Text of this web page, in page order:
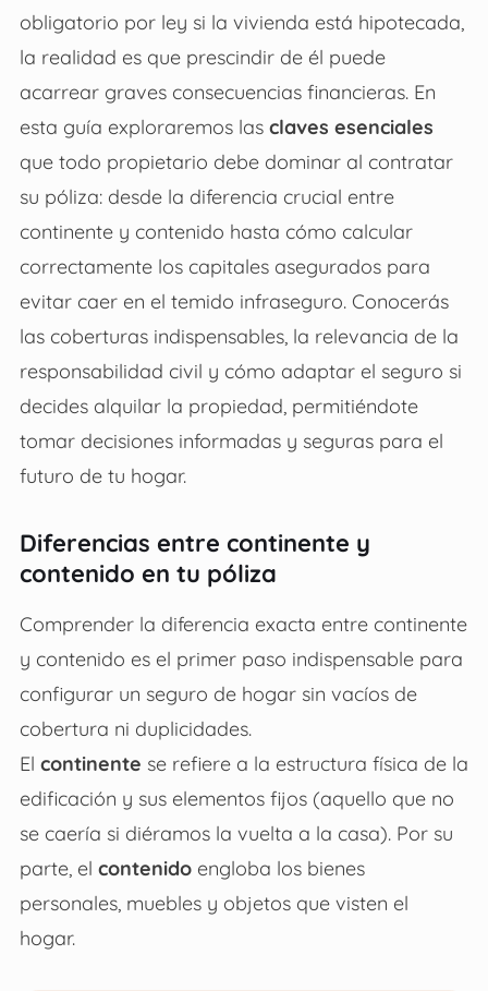
obligatorio por ley si la vivienda está hipotecada,
la realidad es que prescindir de él puede
acarrear graves consecuencias financieras. En
esta guía exploraremos las claves esenciales
que todo propietario debe dominar al contratar
su póliza: desde la diferencia crucial entre
continente y contenido hasta cómo calcular
correctamente los capitales asegurados para
evitar caer en el temido infraseguro. Conocerás
las coberturas indispensables, la relevancia de la
responsabilidad civil y cómo adaptar el seguro si
decides alquilar la propiedad, permitiéndote
tomar decisiones informadas y seguras para el
futuro de tu hogar.
Diferencias entre continente y
contenido en tu póliza
Comprender la diferencia exacta entre continente
y contenido es el primer paso indispensable para
configurar un seguro de hogar sin vacíos de
cobertura ni duplicidades.
El continente se refiere a la estructura física de la
edificación y sus elementos fijos (aquello que no
se caería si diéramos la vuelta a la casa). Por su
parte, el contenidoengloba los bienes
personales, muebles y objetos que visten el
hogar.